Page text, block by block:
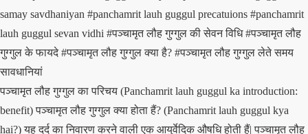
samay savdhaniyan #panchamrit lauh guggul precatuions #panchamrit
lauh guggul sevan vidhi #पञ्चामृत लौह गुग्गुल की सेवन विधि#पञ्चामृत लौह
गुग्गुल के फायदे#पञ्चामृत लौह गुग्गुल क्या है? #पञ्चामृत लौह गुग्गुल लेते समय
सावधानियां
पञ्चामृत लौह गुग्गुल का परिचय (Panchamrit lauh guggul ka introduction:
benefit) पञ्चामृत लौह गुग्गुल क्या होता हैं? (Panchamrit lauh guggul kya
hai?) यह दर्द का निवारण करने वाली एक आयुर्वेदिक औषधि होती हैं| पञ्चामृत लौह